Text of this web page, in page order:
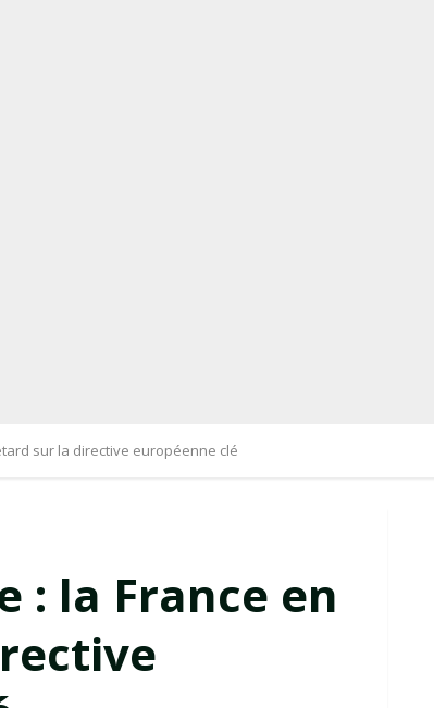
sur la directive européenne clé
: la France en